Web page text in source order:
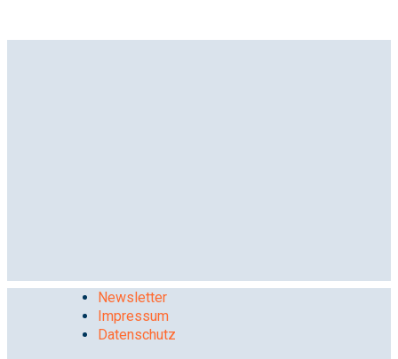
Newsletter
Impressum
Datenschutz